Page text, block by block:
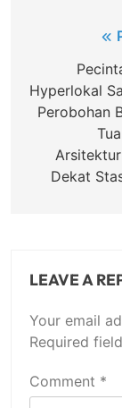
Hyperlokal
Perobohan
Dekat
LEAVE A
Your email
Required
Comment *